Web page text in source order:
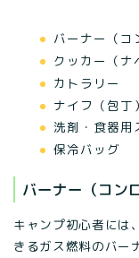
バーナー（コ
クッカー（ナ
カトラリー
ナイフ（包丁）
洗剤・食器用
保冷バッグ
バーナー（コン
キャンプ初心者には
きるガス燃料のバー